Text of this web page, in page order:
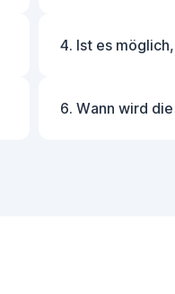
4. Ist es
6. Wann wird